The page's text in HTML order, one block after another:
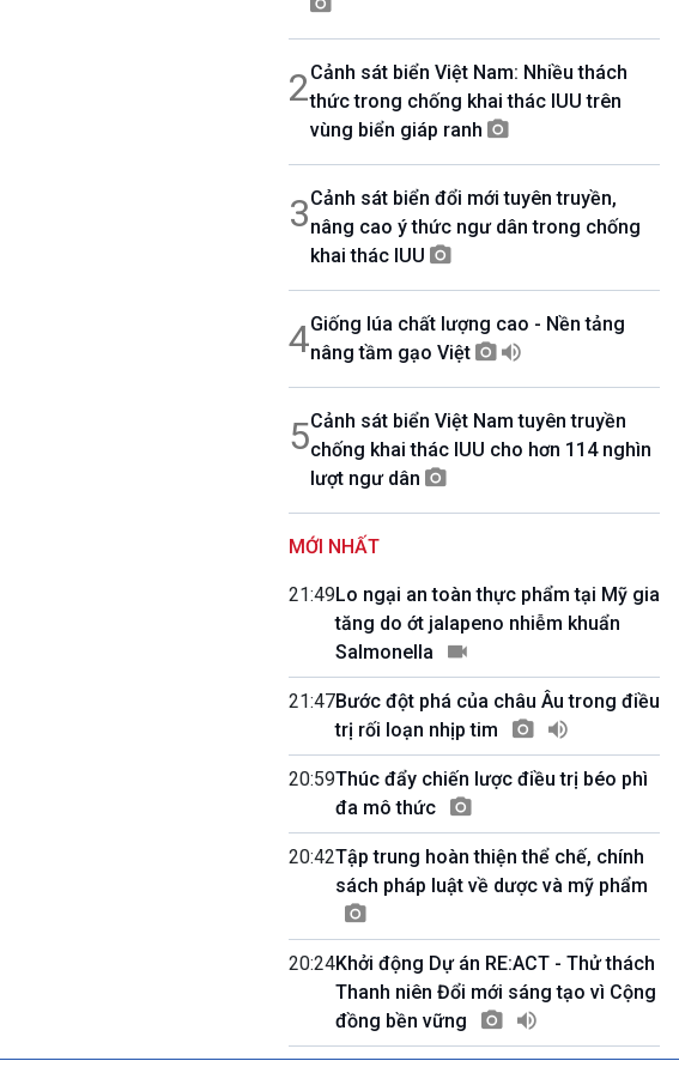
08h30-08h35
Bản tin VH-XH
08h35-08h40
10 phút Sự kiện luận bàn
08h50-08h55
Quảng cáo
09h00-09h15
Bản tin thời sự
09h30-09h35
Bản tin Pháp luật
09h35-09h40
Quốc hội với cử tri
Quảng cáo
10h00-10h05
Bản tin thời sự
10h05-10h10
Quảng cáo
10h10-10h25
Dân tộc và phát triển
10h25-10h30
Quảng cáo
Vì an ninh Tổ quốc
11h00-11h05
Bản tin thể thao
Quảng cáo
11h10-11h25
Xã hội chuyển động
11h25-11h30
2Cảnh sát biển Việt Nam: Nhiều thách
thức trong chống khai thác IUU trên
vùng biển giáp ranh
3Cảnh sát biển đổi mới tuyên truyền,
nâng cao ý thức ngư dân trong chống
khai thác IUU
4Giống lúa chất lượng cao - Nền tảng
nâng tầm gạo Việt
5Cảnh sát biển Việt Nam tuyên truyền
chống khai thác IUU cho hơn 114 nghìn
lượt ngư dân
MỚI NHẤT
21:49Lo ngại an toàn thực phẩm tại Mỹ gia
tăng do ớt jalapeno nhiễm khuẩn
Salmonella
21:47Bước đột phá của châu Âu trong điều
trị rối loạn nhịp tim
20:59Thúc đẩy chiến lược điều trị béo phì
đa mô thức
20:42Tập trung hoàn thiện thể chế, chính
sách pháp luật về dược và mỹ phẩm
20:24Khởi động Dự án RE:ACT - Thử thách
Thanh niên Đổi mới sáng tạo vì Cộng
đồng bền vững